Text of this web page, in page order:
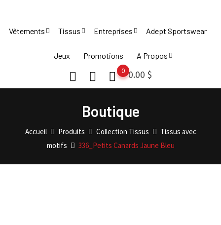
content
Vêtements Tissus Entreprises Adept Sportswear
Jeux Promotions A Propos
0.00 $
0
Boutique
Accueil Produits Collection Tissus
Tissus avec
motifs
336_Petits Canards Jaune Bleu